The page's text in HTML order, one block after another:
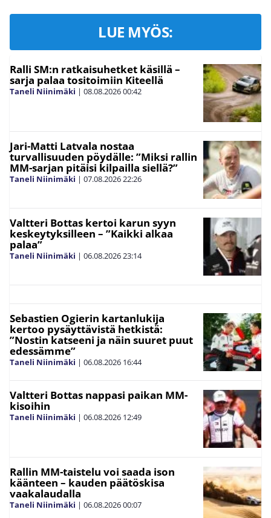
LUE MYÖS:
Ralli SM:n ratkaisuhetket käsillä –
sarja palaa tositoimiin Kiteellä
Taneli Niinimäki | 08.08.202600:42
Jari-Matti Latvala nostaa
turvallisuuden pöydälle: ”Miksi rallin
MM-sarjan pitäisi kilpailla siellä?”
Taneli Niinimäki | 07.08.202622:26
Valtteri Bottas kertoi karun syyn
keskeytyksilleen – ”Kaikki alkaa
palaa”
Taneli Niinimäki | 06.08.202623:14
Sebastien Ogierin kartanlukija
kertoo pysäyttävistä hetkistä:
”Nostin katseeni ja näin suuret puut
edessämme”
Taneli Niinimäki | 06.08.2026 16:44
Valtteri Bottas nappasi paikan MM-
kisoihin
Taneli Niinimäki | 06.08.2026 12:49
Rallin MM-taistelu voi saada ison
käänteen – kauden päätöskisa
vaakalaudalla
Taneli Niinimäki | 06.08.202600:07